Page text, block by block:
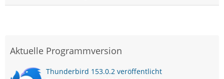
Aktuelle Programmversion
Thunderbird 153.0.2 veröffentlicht